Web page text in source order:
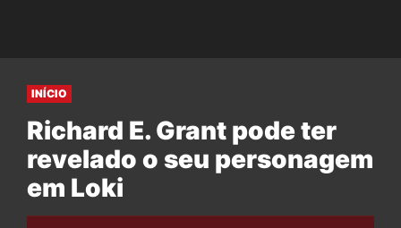
INÍCIO
Richard E. Grant pode ter
revelado o seu personagem
em Loki